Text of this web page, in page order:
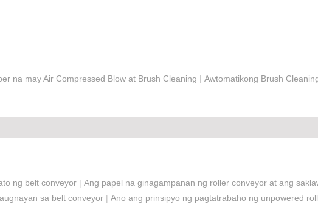
na may Air Compressed Blow at Brush Cleaning | Awtomatikong Brush
ng belt conveyor | Ang papel na ginagampanan ng roller conveyor at ang
sa belt conveyor | Ano ang prinsipyo ng pagtatrabaho ng unpowered